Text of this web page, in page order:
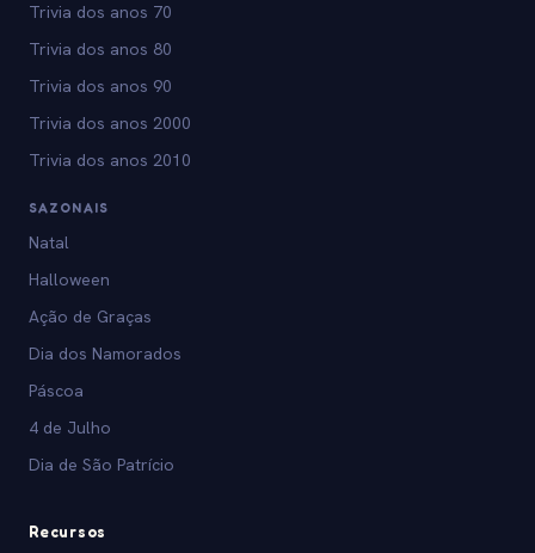
Trivia dos anos 70
Trivia dos anos 80
Trivia dos anos 90
Trivia dos anos 2000
Trivia dos anos 2010
SAZONAIS
Natal
Halloween
Ação de Graças
Dia dos Namorados
Páscoa
4 de Julho
Dia de São Patrício
Recursos